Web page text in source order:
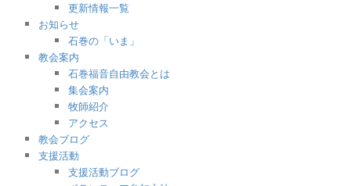
更新情報一覧
お知らせ
石巻の「いま」
教会案内
石巻福音自由教会とは
集会案内
牧師紹介
アクセス
教会ブログ
支援活動
支援活動ブログ